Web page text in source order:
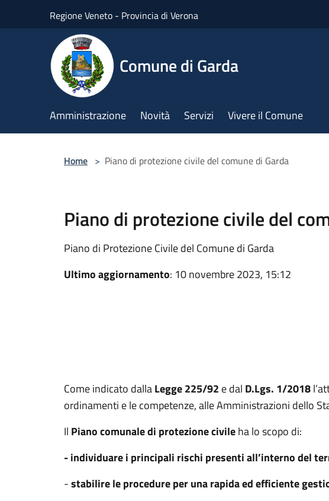
Regione Veneto - Provincia di Verona
Comune di Garda
Amministrazione Novità Servizi Vivere il Comune
Home > Piano di protezione civile del comune di Garda
Piano di protezione civile del
Piano di Protezione Civile del Comune di Garda
Ultimo aggiornamento: 10 novembre 2023, 15:12
Come indicato dallaLegge 225/92 e dal D.Lgs. 1/2018
ordinamenti e le competenze, alle Amministrazioni dello
Il Piano comunale di protezione civileha lo scopo di:
- individuare i principali rischi presenti all’interno del
-stabilire le procedure per una rapida ed efficiente